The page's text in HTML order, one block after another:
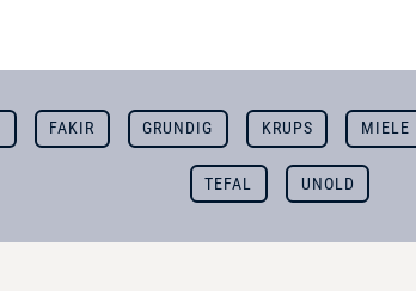
FAKIR GRUNDIG KRUPS MIELE
TEFAL UNOLD